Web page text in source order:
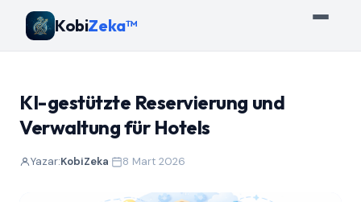
KobiZeka™
KI-gestützte Reservierung und
Verwaltung für Hotels
Yazar:KobiZeka 8 Mart 2026